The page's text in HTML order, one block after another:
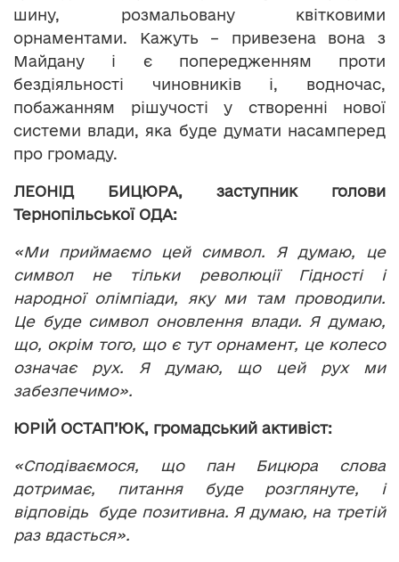
шину, розмальовану квітковими
орнаментами. Кажуть – привезена вона з
Майдану і є попередженням проти
бездіяльності чиновників і, водночас,
побажанням рішучості у створенні нової
системи влади, яка буде думати насамперед
про громаду.
ЛЕОНІД БИЦЮРА, заступник голови
Тернопільської ОДА:
«Ми приймаємо цей символ. Я думаю, це
символ не тільки революції Гідності і
народної олімпіади, яку ми там проводили.
Це буде символ оновлення влади. Я думаю,
що, окрім того, що є тут орнамент, це колесо
означає рух. Я думаю, що цей рух ми
забезпечимо».
ЮРІЙ ОСТАП’ЮК, громадський активіст:
«Сподіваємося, що пан Бицюра слова
дотримає, питання буде розглянуте, і
відповідь буде позитивна. Я думаю, на третій
раз вдасться».